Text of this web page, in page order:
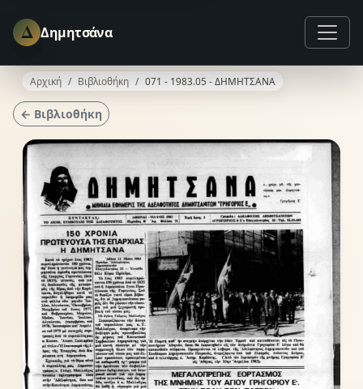
Δ Δημητσάνα
Αρχική Βιβλιοθήκη 071 - 1983.05 - ΔΗΜΗΤΣΑΝΑ
← Βιβλιοθήκη